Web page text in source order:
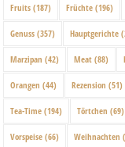
Fruits (187) Früchte (196)
Genuss (357) Hauptgerichte
Marzipan (42) Meat (88)
Orangen (44) Rezension (51)
Tea-Time (194) Törtchen (69)
Vorspeise (66) Weihnachten